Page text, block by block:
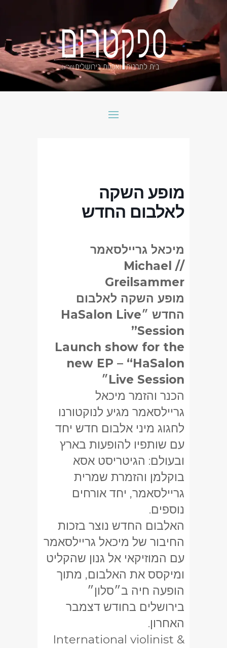
מופע השקה
לאלבום החדש
מיכאל גריילסאמר
//
Michael
Greilsammer
מופע השקה לאלבום
החדש ״HaSalon Live
Session”
Launch show for the
new EP – “HaSalon
Live Session״
הכנר והזמר מיכאל
גריילסאמר מגיע לנוקטורנו
לחגוג מיני אלבום חדש יחד
עם שותפיו להופעות בארץ
ובעולם: הגיטריסט אסא
בוקלמן והזמרת שמרית
גריילסאמר, יחד אורחים
נוספים.
האלבום החדש נוצר בזכות
החיבור של מיכאל גריילסאמר
עם המוזיקאי אל גנון שהקליט
ומיקסס את האלבום, מתוך
הופעה חיה ב״סלון״
בירושלים בחודש דצמבר
האחרון.
International violinist &